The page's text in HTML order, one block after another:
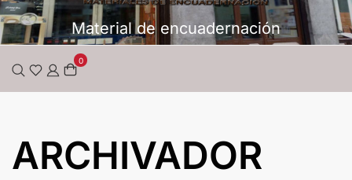
Material de encuadernación
0
ARCHIVADOR